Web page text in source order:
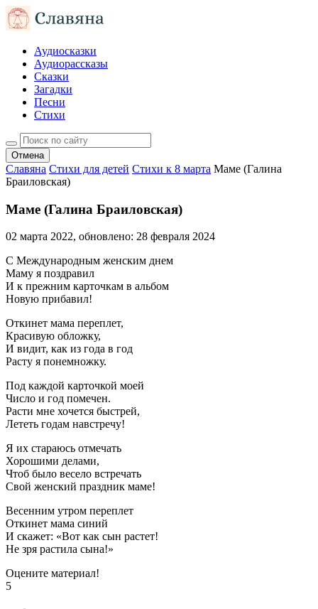
Аудиосказки
Аудиорассказы
Сказки
Загадки
Песни
Стихи
Отмена
Славяна Стихи для детей Стихи к 8 марта Маме (Галина
Браиловская)
Маме (Галина Браиловская)
02 марта 2022, обновлено: 28 февраля 2024
С Международным женским днем
Маму я поздравил
И к прежним карточкам в альбом
Новую прибавил!
Откинет мама переплет,
Красивую обложку,
И видит, как из года в год
Расту я понемножку.
Под каждой карточкой моей
Число и год помечен.
Расти мне хочется быстрей,
Лететь годам навстречу!
Я их стараюсь отмечать
Хорошими делами,
Чтоб было весело встречать
Свой женский праздник маме!
Весенним утром переплет
Откинет мама синий
И скажет: «Вот как сын растет!
Не зря растила сына!»
Оцените материал!
5